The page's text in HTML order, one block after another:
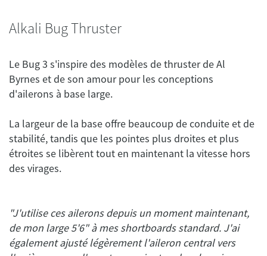
Alkali Bug Thruster
Le Bug 3 s'inspire des modèles de thruster de Al
Byrnes et de son amour pour les conceptions
La largeur de la base offre beaucoup de conduite et de
stabilité, tandis que les pointes plus droites et plus
étroites se libèrent tout en maintenant la vitesse hors
"J'utilise ces ailerons depuis un moment maintenant,
de mon large 5'6" à mes shortboards standard. J'ai
également ajusté légèrement l'aileron central vers